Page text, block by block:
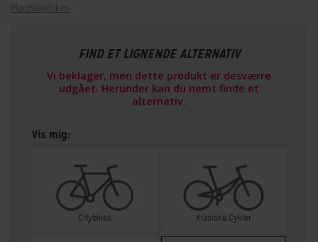
Mountainbikes
FIND ET LIGNENDE ALTERNATIV
Vi beklager, men dette produkt er desværre
udgået. Herunder kan du nemt finde et
alternativ.
Vis mig:
Citybikes Klasiske Cykler